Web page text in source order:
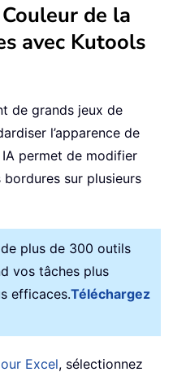
de la
avec Kutools
de grands jeux de
l’apparence de
permet de modifier
sur plusieurs
plus de 300 outils
vos tâches plus
efficaces.Téléchargez
Excel, sélectionnez